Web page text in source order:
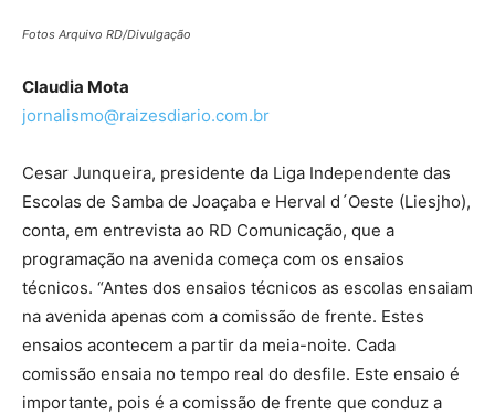
Fotos Arquivo RD/Divulgação
Claudia Mota
jornalismo@raizesdiario.com.br
Cesar Junqueira, presidente da Liga Independente das
Escolas de Samba de Joaçaba e Herval d´Oeste (Liesjho),
conta, em entrevista ao RD Comunicação, que a
programação na avenida começa com os ensaios
técnicos. “Antes dos ensaios técnicos as escolas ensaiam
na avenida apenas com a comissão de frente. Estes
ensaios acontecem a partir da meia-noite. Cada
comissão ensaia no tempo real do desfile. Este ensaio é
importante, pois é a comissão de frente que conduz a